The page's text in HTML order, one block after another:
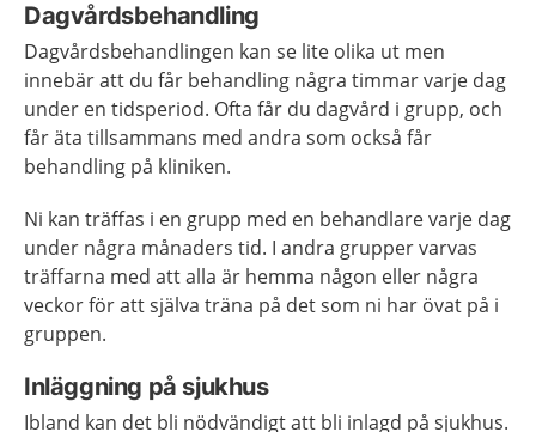
Dagvårdsbehandling
Dagvårdsbehandlingen kan se lite olika ut men
innebär att du får behandling några timmar varje dag
under en tidsperiod. Ofta får du dagvård i grupp, och
får äta tillsammans med andra som också får
behandling på kliniken.
Ni kan träffas i en grupp med en behandlare varje dag
under några månaders tid. I andra grupper varvas
träffarna med att alla är hemma någon eller några
veckor för att själva träna på det som ni har övat på i
gruppen.
Inläggning på sjukhus
Ibland kan det bli nödvändigt att bli inlagd på sjukhus.